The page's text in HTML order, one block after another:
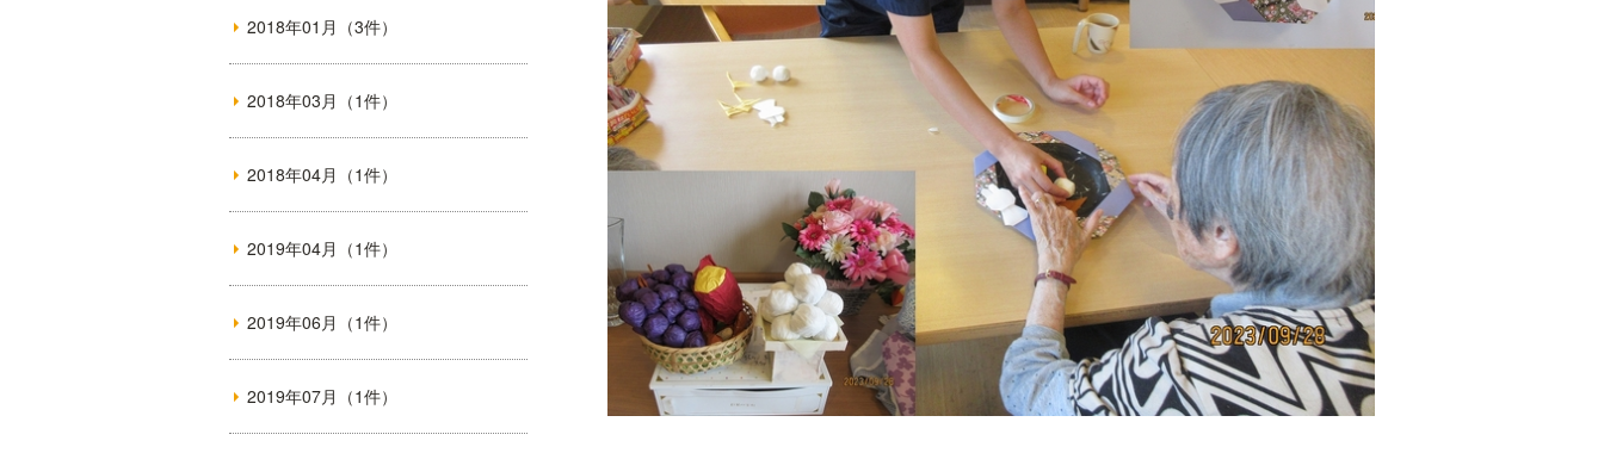
2018年01月（3件）
2018年03月（1件）
2018年04月（1件）
2019年04月（1件）
2019年06月（1件）
2019年07月（1件）